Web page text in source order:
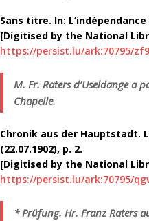
Sans titre. In: L’indépendance
[Digitised by the National
https://persist.lu/ark:70795/
M. Fr. Raters d’Useldange a
Chapelle.
Chronik aus der Hauptstadt.
(22.07.1902), p. 2.
[Digitised by the National
https://persist.lu/ark:70795/
* Prüfung. Hr. Franz Raters